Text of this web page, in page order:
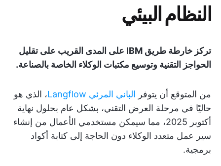
النظام البيئي
تركز خارطة طريق IBM على المدى القريب على تقليل
الحواجز التقنية وتوسيع مكتبات الوكلاء الخاصة بالصناعة.
من المتوقع أن يتوفر الباني المرئي Langflow
، الذي هو
حاليًا في مرحلة العرض التقني، بشكل عام بحلول نهاية
أكتوبر 2025، مما سيمكن مستخدمي الأعمال من إنشاء
سير عمل متعدد الوكلاء دون الحاجة إلى كتابة أكواد
برمجية.